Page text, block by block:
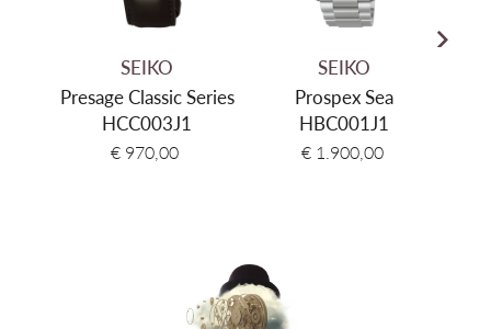
SEIKO
Presage Classic Series
HCC003J1
€ 970,00
SEIKO
Prospex Sea
HBC001J1
€ 1.900,00